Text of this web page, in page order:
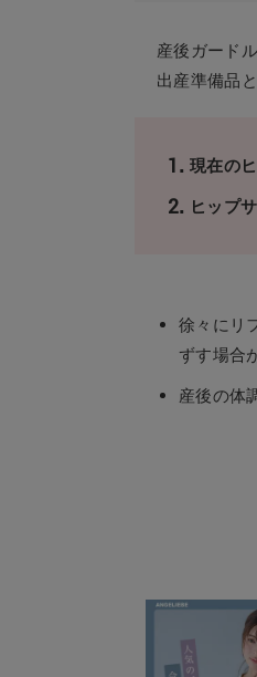
産後ガード
出産準備品
現在の
ヒップ
徐々にリ
ずす場合
産後の体